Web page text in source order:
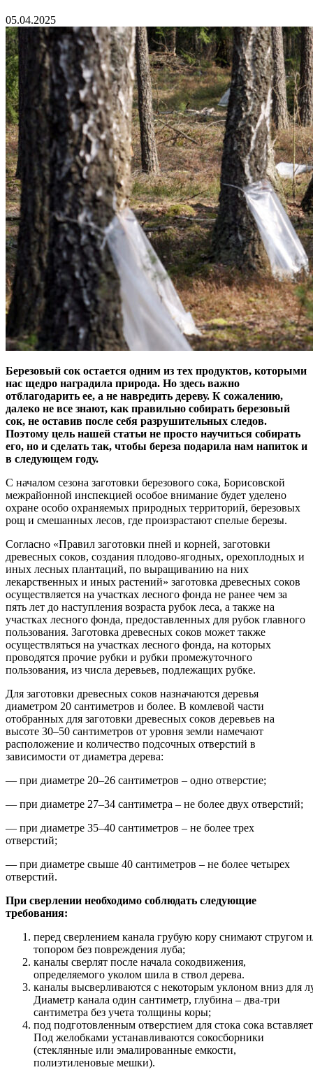
05.04.2025
Березовый сок остается одним из тех продуктов, которыми
нас щедро наградила природа. Но здесь важно
отблагодарить ее, а не навредить дереву. К сожалению,
далеко не все знают, как правильно собирать березовый
сок, не оставив после себя разрушительных следов.
Поэтому цель нашей статьи не просто научиться собирать
его, но и сделать так, чтобы береза подарила нам напиток и
в следующем году.
С началом сезона заготовки березового сока, Борисовской
межрайонной инспекцией особое внимание будет уделено
охране особо охраняемых природных территорий, березовых
рощ и смешанных лесов, где произрастают спелые березы.
Согласно «Правил заготовки пней и корней, заготовки
древесных соков, создания плодово-ягодных, орехоплодных и
иных лесных плантаций, по выращиванию на них
лекарственных и иных растений» заготовка древесных соков
осуществляется на участках лесного фонда не ранее чем за
пять лет до наступления возраста рубок леса, а также на
участках лесного фонда, предоставленных для рубок главного
пользования. Заготовка древесных соков может также
осуществляться на участках лесного фонда, на которых
проводятся прочие рубки и рубки промежуточного
пользования, из числа деревьев, подлежащих рубке.
Для заготовки древесных соков назначаются деревья
диаметром 20 сантиметров и более. В комлевой части
отобранных для заготовки древесных соков деревьев на
высоте 30–50 сантиметров от уровня земли намечают
расположение и количество подсочных отверстий в
зависимости от диаметра дерева:
— при диаметре 20–26 сантиметров – одно отверстие;
— при диаметре 27–34 сантиметра – не более двух отверстий;
— при диаметре 35–40 сантиметров – не более трех
отверстий;
— при диаметре свыше 40 сантиметров – не более четырех
отверстий.
При сверлении необходимо соблюдать следующие
требования:
перед сверлением канала грубую кору снимают стругом
топором без повреждения луба;
каналы сверлят после начала сокодвижения,
определяемого уколом шила в ствол дерева.
каналы высверливаются с некоторым уклоном вниз для
Диаметр канала один сантиметр, глубина – два-три
сантиметра без учета толщины коры;
под подготовленным отверстием для стока сока
Под желобками устанавливаются сокосборники
(стеклянные или эмалированные емкости,
полиэтиленовые мешки).